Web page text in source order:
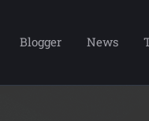
Blogger News